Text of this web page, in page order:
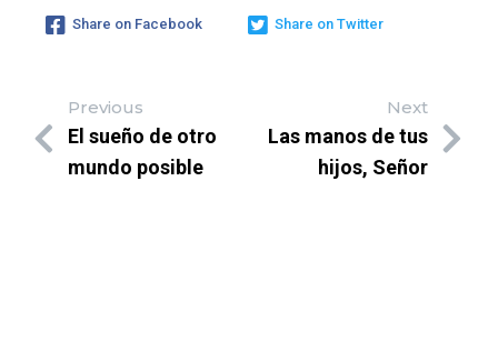
Share on Facebook Share on Twitter
Previous
El sueño de otro
mundo posible
Next
Las manos de tus
hijos, Señor